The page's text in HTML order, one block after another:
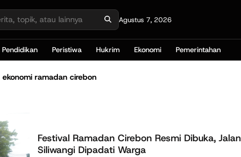
Agustus 7, 2026
Pendidikan Peristiwa Hukrim Ekonomi Pemerintahan
ekonomi ramadan cirebon
Festival Ramadan Cirebon Resmi Dibuka, Jalan
Siliwangi Dipadati Warga